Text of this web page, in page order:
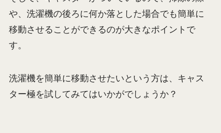
や、洗濯機の後ろに何か落とした場合でも簡単に
移動させることができるのが大きなポイントで
す。
洗濯機を簡単に移動させたいという方は、キャス
ター極を試してみてはいかがでしょうか？